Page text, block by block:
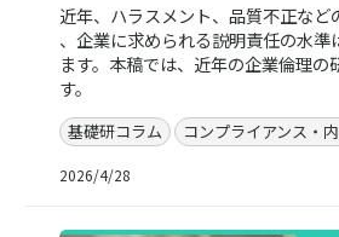
近年、ハラスメント、品質不正など
、企業に求められる説明責任の水準
ます。本稿では、近年の企業倫理の
す。
基礎研コラム コンプライアンス・
2026/4/28